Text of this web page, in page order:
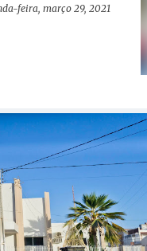
feira, março 29, 2021